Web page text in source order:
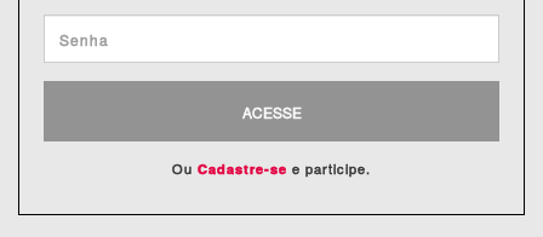
ACESSE
Ou Cadastre-se e participe.